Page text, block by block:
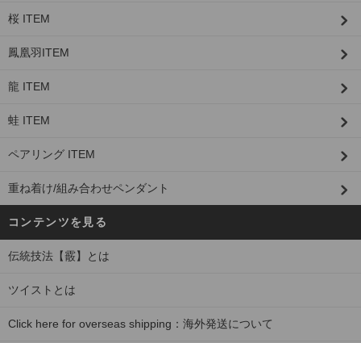
桜 ITEM
鳳凰羽ITEM
龍 ITEM
蛙 ITEM
ペアリング ITEM
重ね着け/組み合わせペンダント
コンテンツを見る
伝統技法【霰】とは
ツイストとは
Click here for overseas shipping：海外発送について